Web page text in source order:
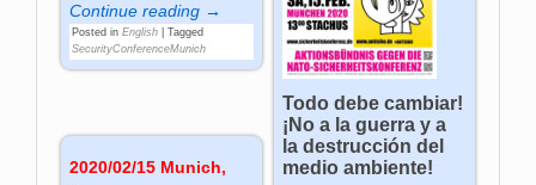
Continue reading →
Posted in English |Tagged
SecurityConferenceMunich
Todo debe cambiar!
¡No a la guerra y a
la destrucción del
medio ambiente!
2020/02/15 Munich,